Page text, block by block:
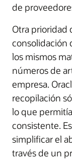
de
Otra prioridad
consolidación
los mismos
números de
empresa.
recopilación
lo que
consistente.
simplificar el
través de un